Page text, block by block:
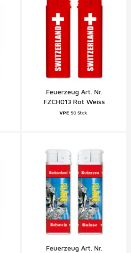
Feuerzeug Art. Nr.
FZCH013 Rot Weiss
Schweiz
VPE 50 Stck.
Feuerzeug Art. Nr.